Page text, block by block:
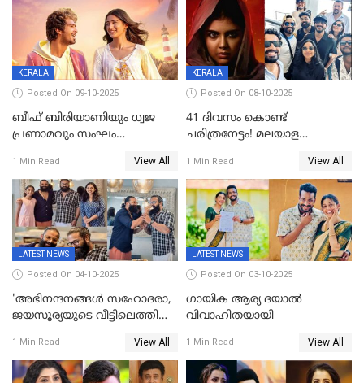
KERALA
Posted On 09-10-2025
ബീഫ് ബിരിയാണിയും ധ്വജ
പ്രണാമവും സംഘം
നിഗത്തിന്റെ ഹാൽ
സിനിമയ്ക്ക്
സെൻസർബോർഡിന്റെ
കടുംവെട്ട്
1 Min Read View All
KERALA
Posted On 08-10-2025
41 ദിവസം കൊണ്ട്
ചരിത്രനേട്ടം! മലയാള
അധ്യായം, വിസ്മയമായി
ലോക 300 കോടി ക്ലബ്ബിൽ
1 Min Read View All
LATEST NEWS
Posted On 04-10-2025
'അഭിനന്ദനങ്ങൾ സഹോദരാ,
ജയസൂര്യയുടെ വീട്ടിലെത്തി
ആഘോഷം'
1 Min Read View All
LATEST NEWS
Posted On 03-10-2025
ഗായിക ആര്യ ദയാൽ
വിവാഹിതയായി
1 Min Read View All